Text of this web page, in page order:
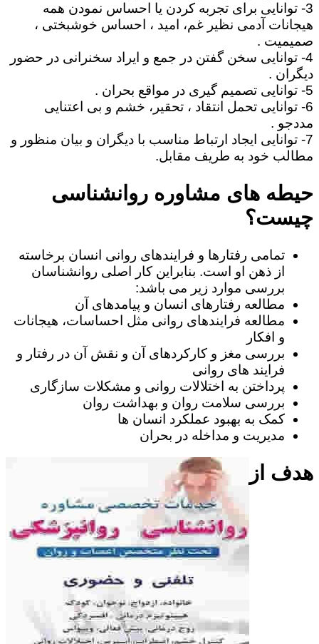
3- توانایی برای تجربه کردن یا احساس نمودن همه
هیجانات آدمی نظیر غم، امید ، احساس خوشبختی ،
صمیمیت .
4- توانایی سخن گفتن در جمع و ایراد سخنرانی در حضور
دیگران .
5- توانایی تصمیم گیری در مواقع بحران .
6- توانایی تحمل انتقاد ، تحقیر، خشم و بی اعتنایی
مددجو .
7- توانایی ایجاد ارتباط مناسب با دیگران و بیان منظور و
مطالب خود به طریف مقابل.
حیطه های مشاوره روانشناسی
چیست؟
تمامی رفتارها و فرایندهای روانی انسان برخاسته
از ذهن او است. بنابراین کار اصلی روانشناسان
بررسی موارد زیر می باشد:
مطالعه رفتارهای انسان و پیامدهای آن
مطالعه فرایندهای روانی مثل احساسات، هیجانات
و افکار
بررسی مغز و کارکردهای آن و نقش آن در رفتار و
فرایند های روانی
پرداختن به اختلالات روانی و مشکلات سازگاری
بررسی سلامت روان و بهداشت روان
کمک به بهبود عملکرد انسان ها
مدیریت و مداخله در بحران
هدف از